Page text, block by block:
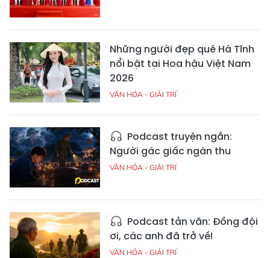
Những người đẹp quê Hà Tĩnh
nổi bật tại Hoa hậu Việt Nam
2026
VĂN HÓA - GIẢI TRÍ
Podcast truyện ngắn:
Người gác giấc ngàn thu
VĂN HÓA - GIẢI TRÍ
Podcast tản văn: Đồng đội
ơi, các anh đã trở về!
VĂN HÓA - GIẢI TRÍ